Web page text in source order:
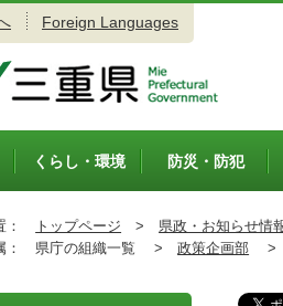
Foreign Languages
くらし・環境 防災・防犯
トップページ > 県政・お知らせ情
県庁の組織一覧 > 政策企画部 >